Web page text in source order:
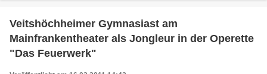
Veitshöchheimer Gymnasiast am
Mainfrankentheater als Jongleur in der Operette
"Das Feuerwerk"